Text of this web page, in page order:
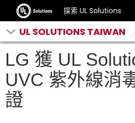
探索 UL Solutions
UL SOLUTIONS TAIWAN
LG 獲 UL
UVC 紫外線消
證